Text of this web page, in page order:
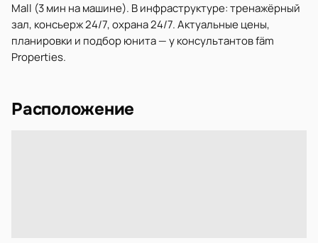
Mall (3 мин на машине). В инфраструктуре: тренажёрный
зал, консьерж 24/7, охрана 24/7. Актуальные цены,
планировки и подбор юнита — у консультантов fäm
Properties.
Расположение